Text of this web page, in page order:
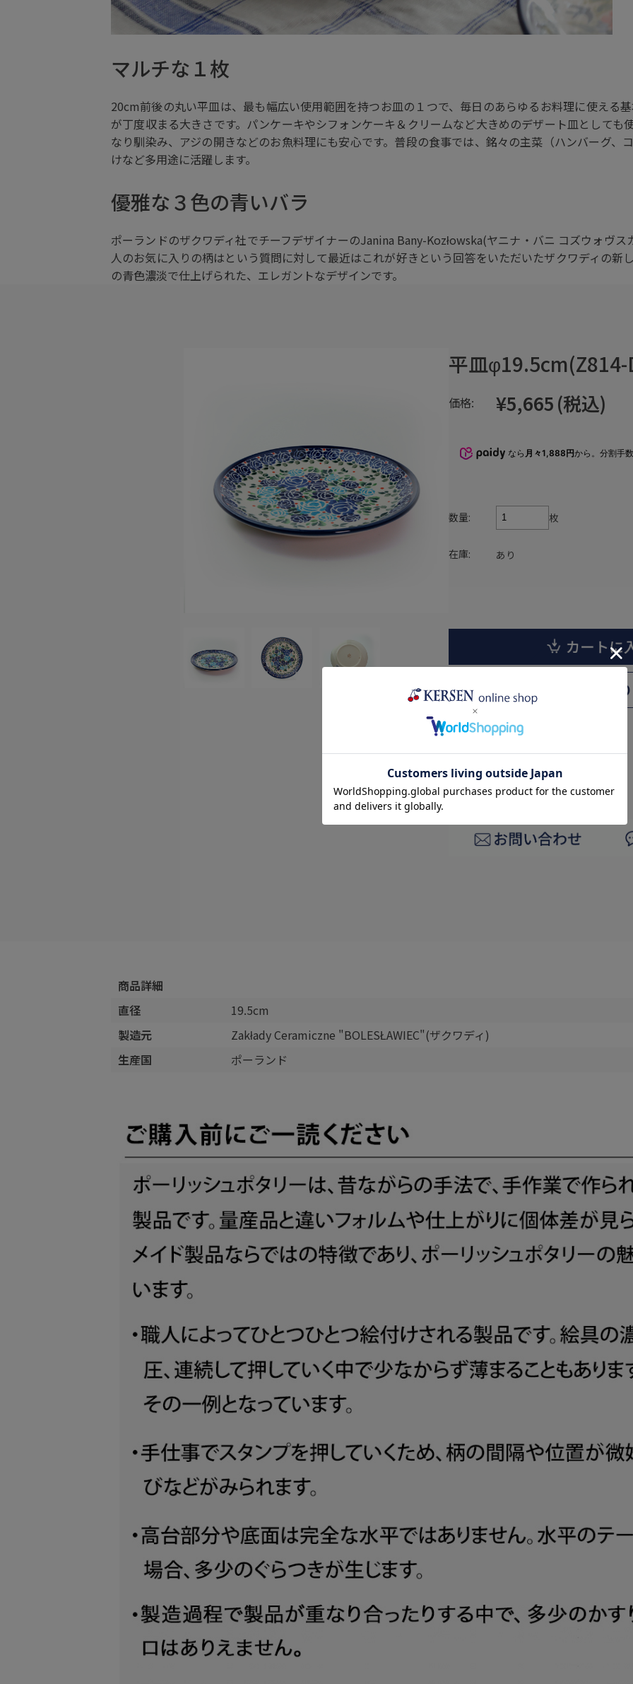
マルチな１枚
20cm前後の丸い平皿は、最も幅広い使用範囲を持つお皿の１つで、毎日のあらゆるお料理に使える
が丁度収まる大きさです。パンケーキやシフォンケーキ＆クリームなど大きめのデザート皿としても
なり馴染み、アジの開きなどのお魚料理にも安心です。普段の食事では、銘々の主菜（ハンバーグ、
けなど多用途に活躍します。
優雅な３色の青いバラ
ポーランドのザクワディ社でチーフデザイナーのJanina Bany-Kozłowska(ヤニナ・バニ コズウォヴ
人のお気に入りの柄はという質問に対して最近はこれが好きという回答をいただいたザクワディの新
の青色濃淡で仕上げられた、エレガントなデザインです。
平皿
価格: ¥5,665(税込)
なら 月々1,888円から。分割手
数量: 枚
在庫: あり
返品についての詳細はこちら
商品詳細
直径
19.5cm
製造元
Zakłady Ceramiczne "BOLESŁAWIEC"(ザクワディ)
生産国
ポーランド